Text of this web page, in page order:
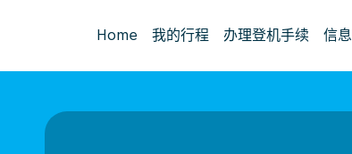
Home 我的行程 办理登机手续 信息